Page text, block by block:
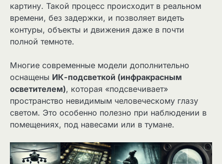
картину. Такой процесс происходит в реальном
времени, без задержки, и позволяет видеть
контуры, объекты и движения даже в почти
полной темноте.
Многие современные модели дополнительно
оснащены ИК-подсветкой (инфракрасным
осветителем), которая «подсвечивает»
пространство невидимым человеческому глазу
светом. Это особенно полезно при наблюдении в
помещениях, под навесами или в тумане.